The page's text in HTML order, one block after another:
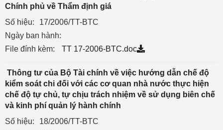
Chính phủ về Thẩm định giá
Số hiệu:
17/2006/TT-BTC
Ngày ban hành:
File đính kèm:
TT 17-2006-BTC.doc
Thông tư của Bộ Tài chính về việc hướng dẫn chế độ
kiểm soát chi đối với các cơ quan nhà nước thực hiện
chế độ tự chủ, tự chịu trách nhiệm về sử dụng biên chế
và kinh phí quản lý hành chính
Số hiệu:
18/2006/TT-BTC